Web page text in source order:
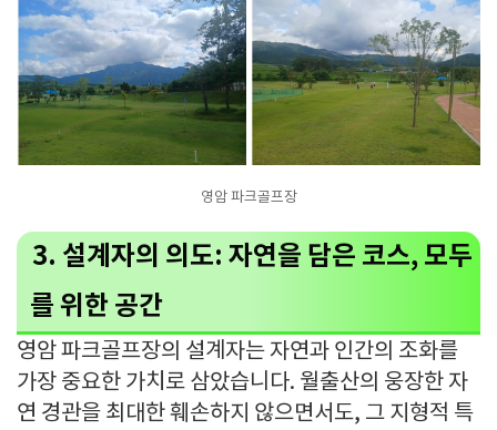
영암 파크골프장
3. 설계자의 의도: 자연을 담은 코스, 모두
를 위한 공간
영암 파크골프장의 설계자는 자연과 인간의 조화를
가장 중요한 가치로 삼았습니다. 월출산의 웅장한 자
연 경관을 최대한 훼손하지 않으면서도, 그 지형적 특